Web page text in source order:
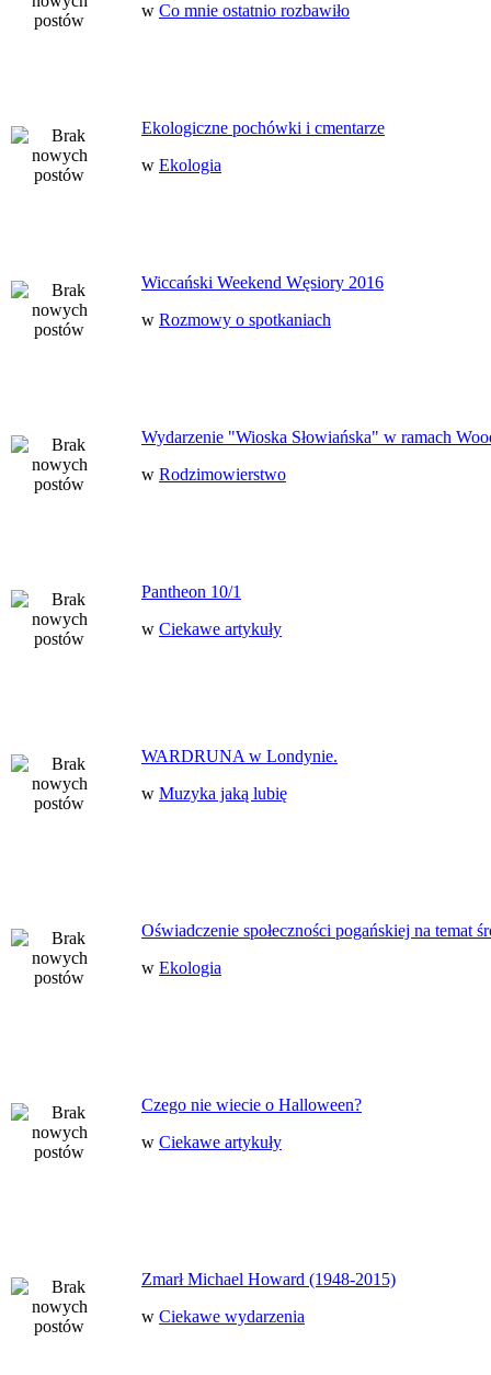
w Co mnie ostatnio rozbawiło
Ekologiczne pochówki i cmentarze
w Ekologia
Wiccański Weekend Węsiory 2016
w Rozmowy o spotkaniach
Wydarzenie "Wioska Słowiańska" w ramach
w Rodzimowierstwo
Pantheon 10/1
w Ciekawe artykuły
WARDRUNA w Londynie.
w Muzyka jaką lubię
Oświadczenie społeczności pogańskiej na temat
w Ekologia
Czego nie wiecie o Halloween?
w Ciekawe artykuły
Zmarł Michael Howard (1948-2015)
w Ciekawe wydarzenia